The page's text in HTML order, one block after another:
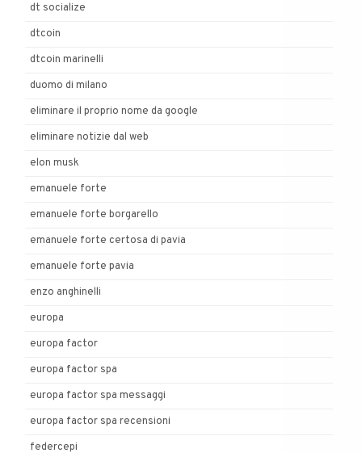
dt socialize
dtcoin
dtcoin marinelli
duomo di milano
eliminare il proprio nome da google
eliminare notizie dal web
elon musk
emanuele forte
emanuele forte borgarello
emanuele forte certosa di pavia
emanuele forte pavia
enzo anghinelli
europa
europa factor
europa factor spa
europa factor spa messaggi
europa factor spa recensioni
federcepi